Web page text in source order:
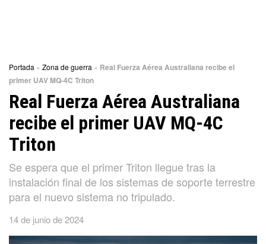
Portada » Zona de guerra » Real Fuerza Aérea Australiana recibe el
primer UAV MQ-4C Triton
Real Fuerza Aérea Australiana
recibe el primer UAV MQ-4C
Triton
Se espera que el primer Triton llegue tras la
instalación final de los sistemas de soporte terrestre
para el nuevo sistema no tripulado.
14 de junio de 2024